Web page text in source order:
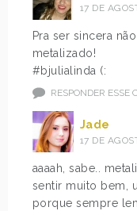
17 DE
Pra ser sincera
metalizado!
#bjulialinda (:
RESPONDER ESSE
Jade
17 DE
aaaah, sabe..
sentir muito bem,
porque sempre